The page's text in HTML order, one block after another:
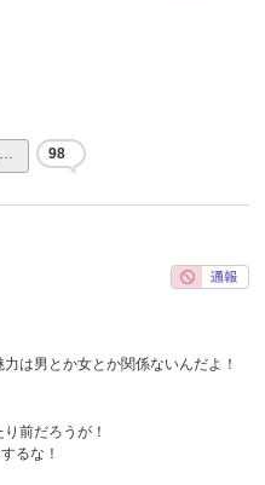
98
は男とか女とか関係ないんだよ！
前だろうが！
るな！